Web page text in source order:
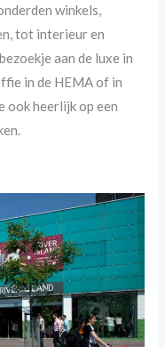
winkels,
tot interieur en
aan de luxe in
in de HEMA of in
ook heerlijk op een